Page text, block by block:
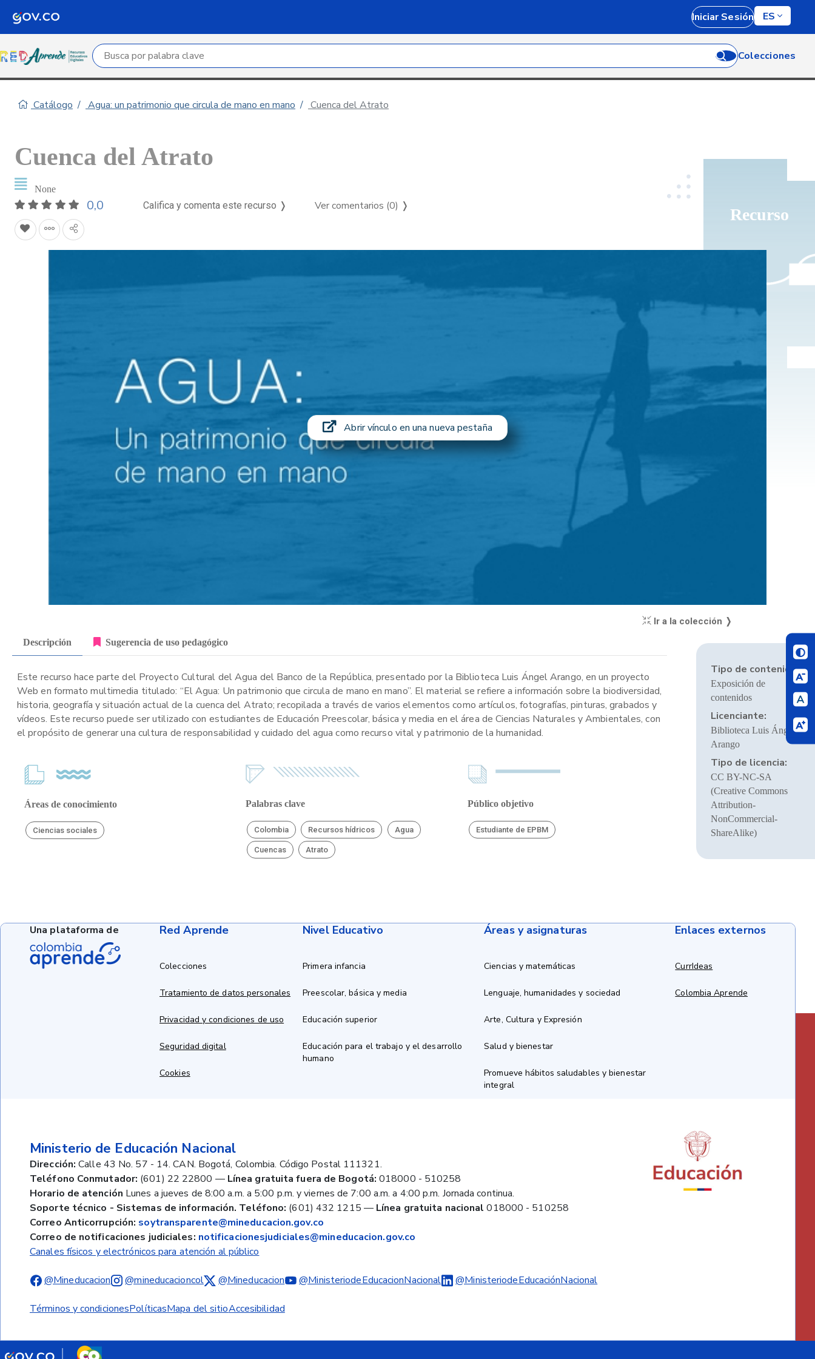
Iniciar Sesión ES
Campo de búsqueda por palabra clave Colecciones
Catálogo Agua: un patrimonio que circula de mano en mano Cuenca del Atrato
Recurso
Cuenca del Atrato
None
0,0 Califica y comenta este recurso ❭ Ver comentarios (0) ❭
Abrir vínculo en una nueva pestaña
Ir a la colección ❭
Descripción Sugerencia de uso pedagógico
Este recurso hace parte del Proyecto Cultural del Agua del Banco de la República, presentado por la Biblioteca Luis Ángel Arango, en un proyecto
Web en formato multimedia titulado: “El Agua: Un patrimonio que circula de mano en mano”. El material se refiere a información sobre la biodiversidad,
historia, geografía y situación actual de la cuenca del Atrato; recopilada a través de varios elementos como artículos, fotografías, pinturas, grabados y
vídeos. Este recurso puede ser utilizado con estudiantes de Educación Preescolar, básica y media en el área de Ciencias Naturales y Ambientales, con
el propósito de generar una cultura de responsabilidad y cuidado del agua como recurso vital y patrimonio de la humanidad.
Áreas de conocimiento
Ciencias sociales
Palabras clave
Colombia Recursos hídricos Agua
Cuencas Atrato
Público objetivo
Estudiante de EPBM
Tipo de contenido:
Exposición de
contenidos
Licenciante:
Biblioteca Luis Ángel
Arango
Tipo de licencia:
CC BY-NC-SA
(Creative Commons
Attribution-
NonCommercial-
ShareAlike)
Red Aprende
Colecciones
Tratamiento de datos personales
Privacidad y condiciones de uso
Seguridad digital
Cookies
Nivel Educativo
Primera infancia
Preescolar, básica y media
Educación superior
Educación para el trabajo y el desarrollo
humano
Áreas y asignaturas
Ciencias y matemáticas
Lenguaje, humanidades y sociedad
Arte, Cultura y Expresión
Salud y bienestar
Promueve hábitos saludables y bienestar
integral
Enlaces externos
CurrIdeas
Colombia Aprende
Ministerio de Educación Nacional
Dirección: Calle 43 No. 57 - 14. CAN. Bogotá, Colombia. Código Postal 111321.
Teléfono Conmutador: (601) 22 22800 — Línea gratuita fuera de Bogotá: 018000 - 510258
Horario de atención Lunes a jueves de 8:00 a.m. a 5:00 p.m. y viernes de 7:00 a.m. a 4:00 p.m. Jornada continua.
Soporte técnico - Sistemas de información. Teléfono: (601) 432 1215 — Línea gratuita nacional 018000 - 510258
Correo Anticorrupción: soytransparente@mineducacion.gov.co
Correo de notificaciones judiciales: notificacionesjudiciales@mineducacion.gov.co
Canales físicos y electrónicos para atención al público
@Mineducacion @mineducacioncol @Mineducacion @MinisteriodeEducacionNacional @MinisteriodeEducaciónNacional
Términos y condicionesPolíticasMapa del sitioAccesibilidad
Una plataforma de